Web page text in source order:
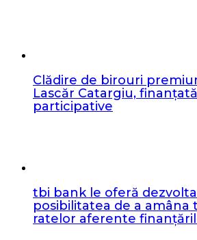
Clădire de birouri
Lascăr Catargiu,
participative
tbi bank le oferă
posibilitatea de a amâna
ratelor aferente